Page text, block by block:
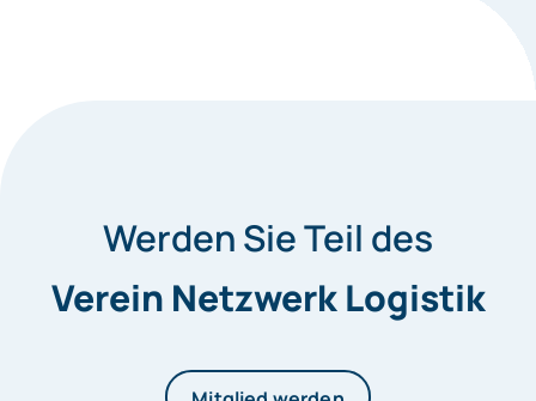
Werden Sie Teil des
Verein Netzwerk Logistik